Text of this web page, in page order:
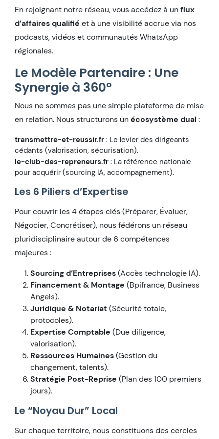
En rejoignant notre réseau, vous accédez à unflux
d’affaires qualifié et à une visibilité accrue via nos
podcasts, vidéos et communautés WhatsApp
régionales.
Le Modèle Partenaire : Une
Synergie à 360°
Nous ne sommes pas une simple plateforme de mise
en relation. Nous structurons unécosystème dual :
transmettre-et-reussir.fr : Le levier des dirigeants
cédants (valorisation, sécurisation).
le-club-des-repreneurs.fr : La référence nationale
pour acquérir (sourcing IA, accompagnement).
Les 6 Piliers d’Expertise
Pour couvrir les 4 étapes clés (Préparer, Évaluer,
Négocier, Concrétiser), nous fédérons un réseau
pluridisciplinaire autour de 6 compétences
majeures :
Sourcing d’Entreprises(Accès technologie IA).
Financement & Montage (Bpifrance, Business
Angels).
Juridique & Notariat (Sécurité totale,
protocoles).
Expertise Comptable (Due diligence,
valorisation).
Ressources Humaines(Gestion du
changement, talents).
Stratégie Post-Reprise (Plan des 100 premiers
jours).
Le “Noyau Dur” Local
Sur chaque territoire, nous constituons des cercles